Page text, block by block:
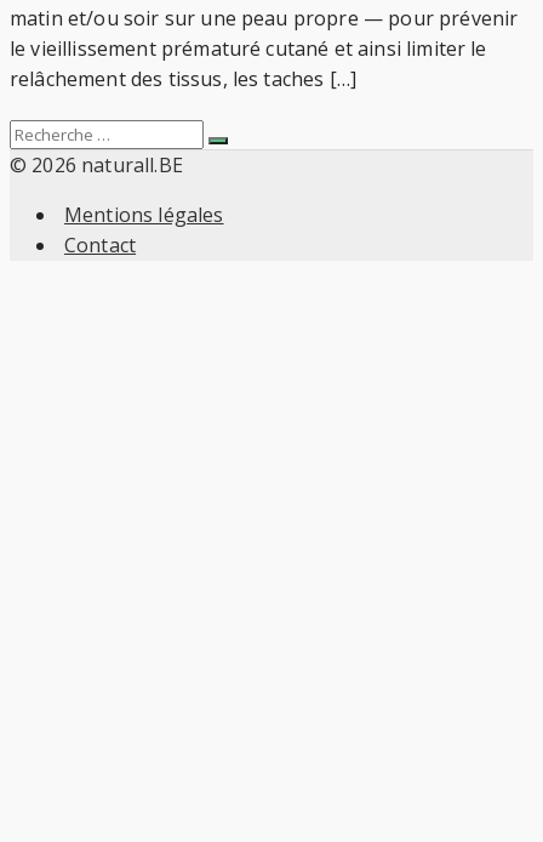
matin et/ou soir sur une peau propre — pour prévenir
le vieillissement prématuré cutané et ainsi limiter le
relâchement des tissus, les taches […]
Search
for:
Recherche
© 2026 naturall.BE
Mentions légales
Contact